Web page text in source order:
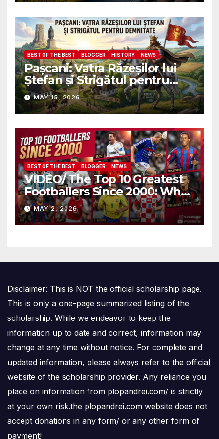
присутствии всех послов и
военных атташе НАТО?
BEST OF THE BEST BLOGGER HISTORY NEWS
Pașcani: Vatra Răzeșilor lui
Ștefan și Strigătul pentru
Demnitate în Fața
Amalgamării
MAY 15, 2026
BEST OF THE BEST BLOGGER NEWS
VIDEO/ The Top 10 Greatest
Footballers Since 2000: Who
Is Number One
MAY 2, 2026
Disclaimer: This is NOT the official scholarship page.
This is only a one-page summarized listing of the
scholarship. While we endeavor to keep the
information up to date and correct, information may
change at any time without notice. For complete and
updated information, please always refer to the official
website of the scholarship provider. Any reliance you
place on information from plopandrei.com/ is strictly
at your own risk.the plopandrei.com website does not
accept donations in any form/ or any other form of
payment!